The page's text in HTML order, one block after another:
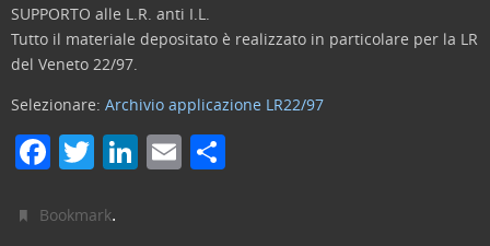
SUPPORTO alle L.R. anti I.L.
Tutto il materiale depositato è realizzato in particolare per la LR
del Veneto 22/97.
Selezionare: Archivio applicazione LR22/97
F
c
T
itt
Li E
Bookmark.